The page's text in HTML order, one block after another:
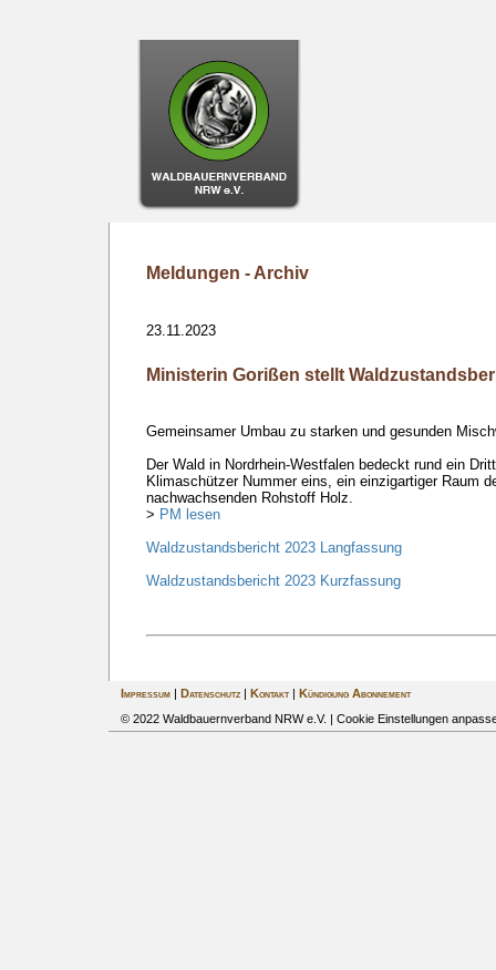
Meldungen - Archiv
23.11.2023
Ministerin Gorißen stellt
Gemeinsamer Umbau zu starken und gesunden
Der Wald in Nordrhein-Westfalen bedeckt rund ein
Klimaschützer Nummer eins, ein einzigartiger Raum
nachwachsenden Rohstoff Holz.
> PM lesen
Waldzustandsbericht 2023 Langfassung
Waldzustandsbericht 2023 Kurzfassung
Impressum| Datenschutz| Kontakt|
Kündigung Abonnement
© 2022 Waldbauernverband NRW e.V. | Cookie Einstellungen